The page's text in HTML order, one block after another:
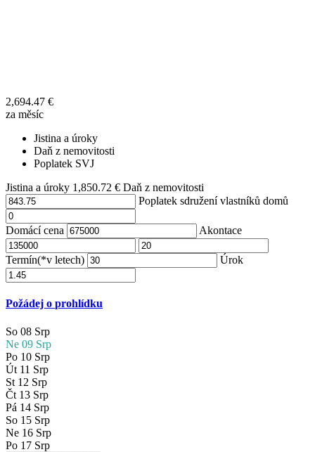
2,694.47 €
za měsíc
Jistina a úroky
Daň z nemovitosti
Poplatek SVJ
Jistina a úroky 1,850.72 €Daň z nemovitosti
Poplatek sdružení vlastníků domů
Domácí cena Akontace
Termín(*v letech) Úrok
Požádej o prohlídku
So 08 Srp
Ne 09 Srp
Po 10 Srp
Út 11 Srp
St 12 Srp
Čt 13 Srp
Pá 14 Srp
So 15 Srp
Ne 16 Srp
Po 17 Srp